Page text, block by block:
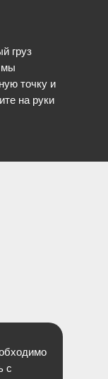
груз
мы
точку и
на руки
с